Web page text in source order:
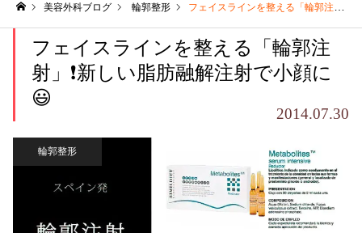
美容外科ブログ 輪郭整形 フェイスラインを整える「輪郭注射」❗新しい脂肪融解注射で小顔に😃
フェイスラインを整える「輪郭注
射」❗新しい脂肪融解注射で小顔に
😃
2014.07.30
輪郭整形